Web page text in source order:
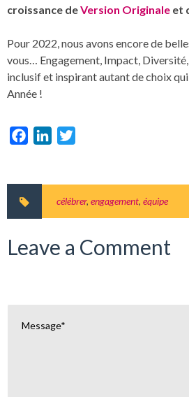
croissance deVersion Originale et
Pour 2022, nous avons encore de
vous… Engagement, Impact,
inclusif et inspirant autant de choix
Année !
FacebookLinkedIn
célébrer, engagement, équipe
Leave a Comment